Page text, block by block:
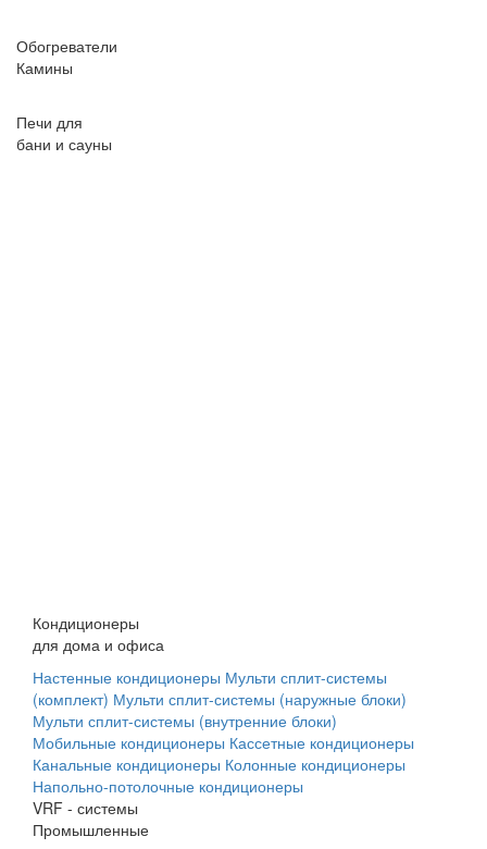
Обогреватели
Камины
Печи для
бани и сауны
Кондиционеры
для дома и офиса
Настенные кондиционеры Мульти сплит-системы
(комплект) Мульти сплит-системы (наружные блоки)
Мульти сплит-системы (внутренние блоки)
Мобильные кондиционеры Кассетные кондиционеры
Канальные кондиционеры Колонные кондиционеры
Напольно-потолочные кондиционеры
VRF - системы
Промышленные